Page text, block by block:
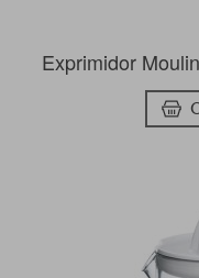
Exprimidor